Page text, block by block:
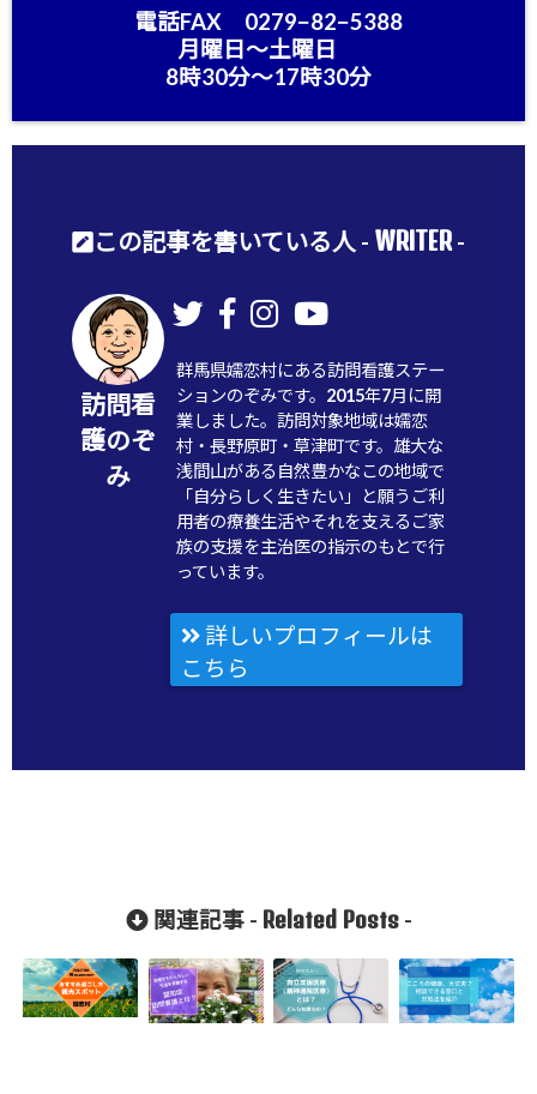
電話FAX 0279−82−5388
月曜日〜土曜日
8時30分〜17時30分
この記事を書いている人 - WRITER-
訪問看
護のぞ
み
群馬県嬬恋村にある訪問看護ステー
ションのぞみです。2015年7月に開
業しました。訪問対象地域は嬬恋
村・長野原町・草津町です。雄大な
浅間山がある自然豊かなこの地域で
「自分らしく生きたい」と願うご利
用者の療養生活やそれを支えるご家
族の支援を主治医の指示のもとで行
っています。
詳しいプロフィールは
こちら
関連記事 - Related Posts-